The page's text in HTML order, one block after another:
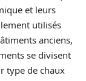
et leurs
utilisés
anciens,
se divisent
type de chaux